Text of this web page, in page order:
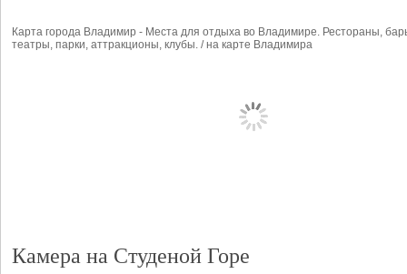
Карта города Владимир - Места для отдыха во Владимире. Рестораны,
театры, парки, аттракционы, клубы. / на карте Владимира
Камера на Студеной Горе